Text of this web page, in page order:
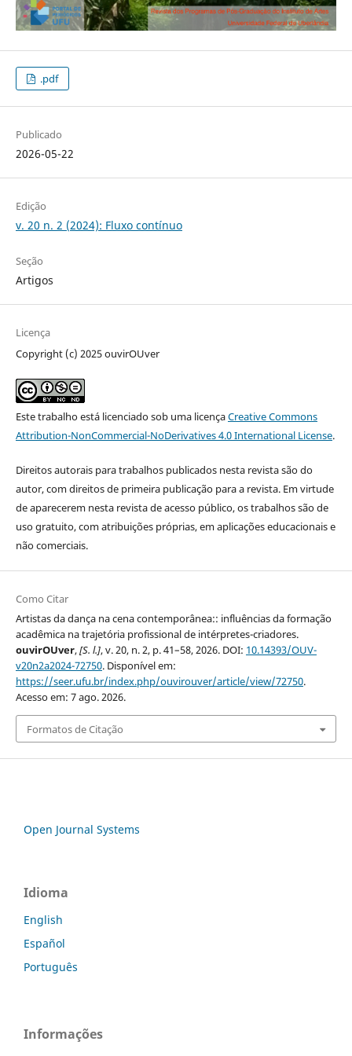
.pdf
Publicado
2026-05-22
Edição
v. 20 n. 2 (2024): Fluxo contínuo
Seção
Artigos
Licença
Copyright (c) 2025 ouvirOUver
Este trabalho está licenciado sob uma licençaCreative Commons
Attribution-NonCommercial-NoDerivatives 4.0 International License.
Direitos autorais para trabalhos publicados nesta revista são do
autor, com direitos de primeira publicação para a revista. Em virtude
de aparecerem nesta revista de acesso público, os trabalhos são de
uso gratuito, com atribuições próprias, em aplicações educacionais e
não comerciais.
Como Citar
Artistas da dança na cena contemporânea:: influências da formação
acadêmica na trajetória profissional de intérpretes-criadores.
ouvirOUver,[S. l.], v. 20, n. 2, p. 41–58, 2026. DOI: 10.14393/OUV-
v20n2a2024-72750. Disponível em:
https://seer.ufu.br/index.php/ouvirouver/article/view/72750.
Acesso em: 7 ago. 2026.
Formatos de Citação
Open Journal Systems
Idioma
English
Español
Português
Informações